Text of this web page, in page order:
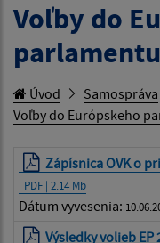
Voľby do
Úvod Samospráva
Voľby do Európskeho
Zápísnica OVK o
| PDF | 2.14 Mb
Dátum vyvesenia:
Výsledky volieb EP